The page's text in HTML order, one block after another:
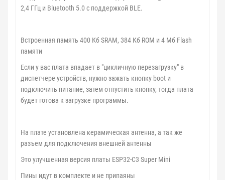
2,4 ГГц и Bluetooth 5.0 с поддержкой BLE.
Встроенная память 400 Кб SRAM, 384 Кб ROM и 4 Мб Flash
памяти
Если у вас плата впадает в "цикличную перезагрузку" в
диспетчере устройств, нужно зажать кнопку boot и
подключить питание, затем отпустить кнопку, тогда плата
будет готова к загрузке программы.
На плате установлена керамическая антенна, а так же
разъем для подключения внешней антенны
Это улучшенная версия платы ESP32-C3 Super Mini
Пины идут в комплекте и не припаяны